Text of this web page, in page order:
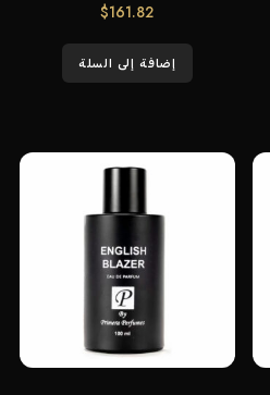
$161.82
إضافة إلى السلة